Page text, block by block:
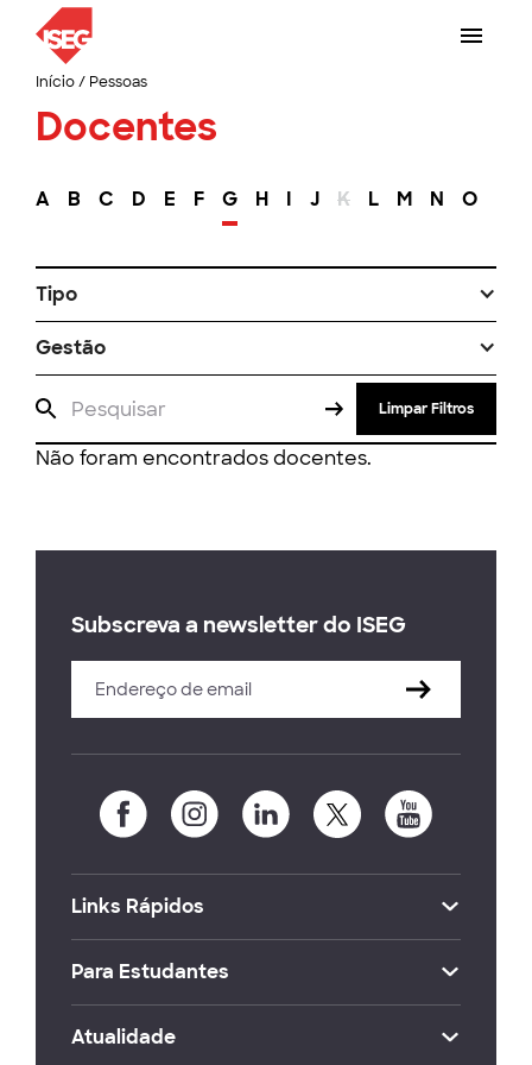
Início/ Pessoas
Docentes
A B C D E F G H I J K L M N O
Tipo
Gestão
Limpar Filtros
Não foram encontrados docentes.
Subscreva a newsletter do ISEG
Links Rápidos
Para Estudantes
Atualidade